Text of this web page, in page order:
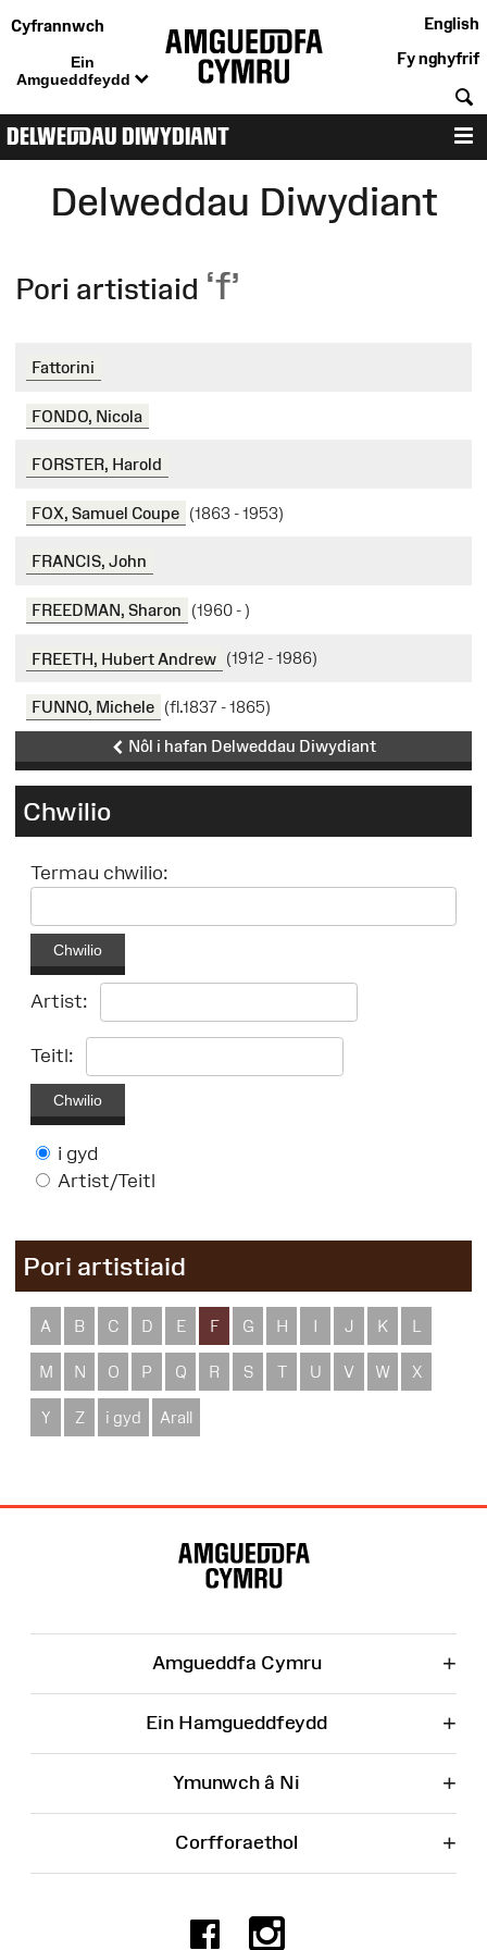
Cyfrannwch
Ein
Amgueddfeydd
English
Fy nghyfrif
DELWEDDAU DIWYDIANT
Delweddau Diwydiant
Pori artistiaid ‘f’
Fattorini
FONDO, Nicola
FORSTER, Harold
FOX, Samuel Coupe (1863 - 1953)
FRANCIS, John
FREEDMAN, Sharon (1960 - )
FREETH, Hubert Andrew (1912 - 1986)
FUNNO, Michele (fl.1837 - 1865)
Nôl i hafan Delweddau Diwydiant
Chwilio
Termau chwilio:
Chwilio
Artist:
Teitl:
Chwilio
i gyd
Artist/Teitl
Pori artistiaid
A B C D E F G H I J K L
M N O P Q R S T U V W X
Y Z i gyd Arall
Amgueddfa Cymru +
Ein Hamgueddfeydd +
Ymunwch â Ni +
Corfforaethol +
Facebook